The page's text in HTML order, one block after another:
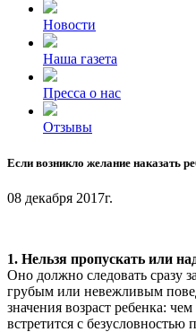
Новости
Наша газета
Пресса о нас
Отзывы
Если возникло желание наказать
08 декабря 2017г.
1. Нельзя пропускать или
Оно должно следовать сразу
грубым или невежливым
значения возраст ребенка:
встретится с безусловностью